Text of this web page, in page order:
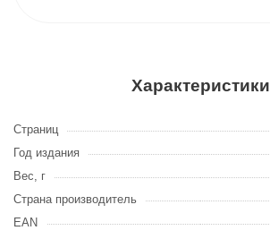
Характеристики
Страниц
Год издания
Вес, г
Страна производитель
EAN